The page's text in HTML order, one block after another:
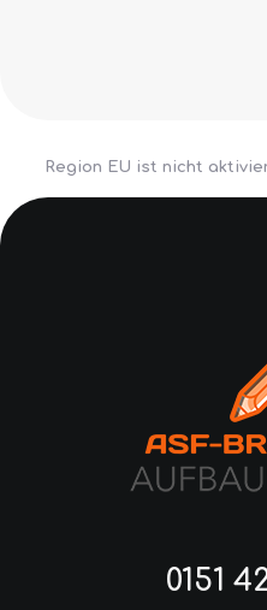
Region EU ist nicht
0151